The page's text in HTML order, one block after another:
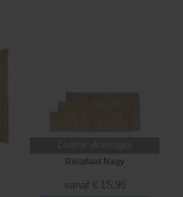
Rietplaat Nagy
vanaf € 15,95